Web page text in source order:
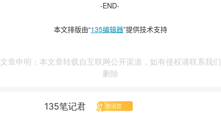
-END-
本文排版由“135编辑器”提供技术支持
文章申明：本文章转载自互联网公开渠道，如有侵权请联系我们
删除
135笔记君 资讯官